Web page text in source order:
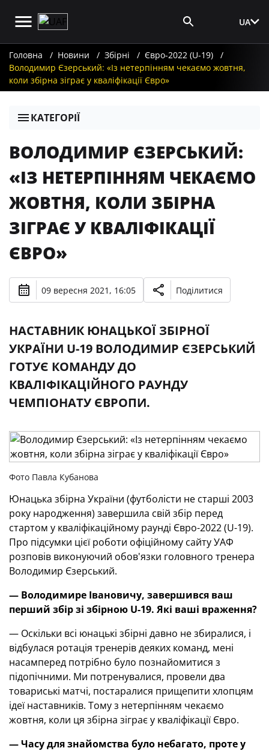
UA
Головна Новини Збірні
Євро-2022 (U-19)
Володимир Єзерський: «Із нетерпінням чекаємо жовтня,
коли збірна зіграє у кваліфікації Євро»
КАТЕГОРІЇ
ВОЛОДИМИР ЄЗЕРСЬКИЙ:
«ІЗ НЕТЕРПІННЯМ ЧЕКАЄМО
ЖОВТНЯ, КОЛИ ЗБІРНА
ЗІГРАЄ У КВАЛІФІКАЦІЇ
ЄВРО»
09 вересня 2021, 16:05 Поділитися
НАСТАВНИК ЮНАЦЬКОЇ ЗБІРНОЇ
УКРАЇНИ U-19 ВОЛОДИМИР ЄЗЕРСЬКИЙ
ГОТУЄ КОМАНДУ ДО
КВАЛІФІКАЦІЙНОГО РАУНДУ
ЧЕМПІОНАТУ ЄВРОПИ.
Фото Павла Кубанова
Юнацька збірна України (футболісти не старші 2003
року народження) завершила свій збір перед
стартом у кваліфікаційному раунді Євро-2022 (U-19).
Про підсумки цієї роботи офіційному сайту УАФ
розповів виконуючий обов'язки головного тренера
Володимир Єзерський.
— Володимире Івановичу, завершився ваш
перший збір зі збірною U-19. Які ваші враження?
— Оскільки всі юнацькі збірні давно не збиралися, і
відбулася ротація тренерів деяких команд, мені
насамперед потрібно було познайомитися з
підопічними. Ми потренувалися, провели два
товариські матчі, постаралися прищепити хлопцям
ідеї наставників. Тому з нетерпінням чекаємо
жовтня, коли ця збірна зіграє у кваліфікації Євро.
— Часу для знайомства було небагато, проте у